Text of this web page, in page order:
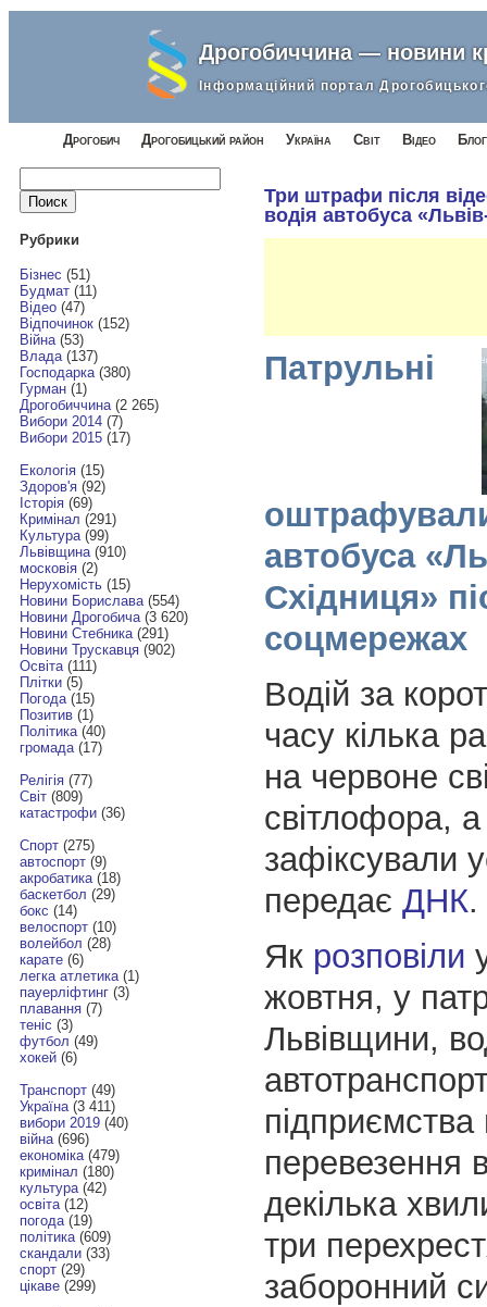
Дрогобиччина — новини
Інформаційний портал
Дрогобич Дрогобицький район Україна Світ Відео
Найти:
Рубрики
Бізнес (51)
Будмат(11)
Відео(47)
Відпочинок(152)
Війна(53)
Влада(137)
Господарка(380)
Гурман(1)
Дрогобиччина(2 265)
Вибори 2014(7)
Вибори 2015(17)
Екологія(15)
Здоров'я(92)
Історія(69)
Кримінал (291)
Культура(99)
Львівщина(910)
московія(2)
Нерухомість(15)
Новини Борислава(554)
Новини Дрогобича(3 620)
Новини Стебника(291)
Новини Трускавця(902)
Освіта(111)
Плітки(5)
Погода(15)
Позитив(1)
Політика(40)
громада(17)
Релігія(77)
Світ(809)
катастрофи(36)
Спорт(275)
автоспорт(9)
акробатика(18)
баскетбол (29)
бокс (14)
велоспорт(10)
волейбол (28)
карате(6)
легка атлетика(1)
пауерліфтинг(3)
плавання(7)
теніс (3)
футбол (49)
хокей(6)
Транспорт(49)
Україна(3 411)
вибори 2019(40)
війна(696)
економіка(479)
кримінал (180)
культура(42)
освіта(12)
погода(19)
політика(609)
скандали(33)
спорт(29)
цікаве(299)
Три штрафи після
водія автобуса
Патрульні
автобуса
Східниця»
соцмережах
Водій за
часу кілька
на червоне
світлофора, а
зафіксували
передає ДНК.
Як розповіли
жовтня, у
Львівщини,
підприємства
перевезення
декілька
три
заборонний